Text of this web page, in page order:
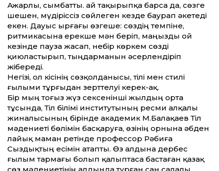
Ажарлы, сымбат­ты. Қай тақырыпқа барса да, сөзге
шешен, мүдіріссіз сөйлеген кез­де баурап әкетеді
екен. Дауыс ырғағы өзгеше: сөздің темпіне,
ритмикасына ерекше мән беріп, маңызды ой
кезінде пауза жасап, небір көркем сөзді
қиюластырып, тыңдарманын әсерлендіріп
жібереді.
Негізі, ол кісінің сөзқолданысы, тілі мен стилі
ғылыми тұрғыдан зерт­телуі керек-ақ.
Бір мың тоғыз жүз сексенінші жылдың орта
тұсында, Тіл білімі институтының ресми алқалы
жиналысының бірінде академик М.Балақаев Тіл
мәдениеті бөлімін басқаруға, өзінің орнына әбден
лайық маман ретінде профессор Рәбиға
Сыздықтың есімін атапты. Өз алдына дербес
ғылым тармағы болып қалыптаса бастаған қазақ